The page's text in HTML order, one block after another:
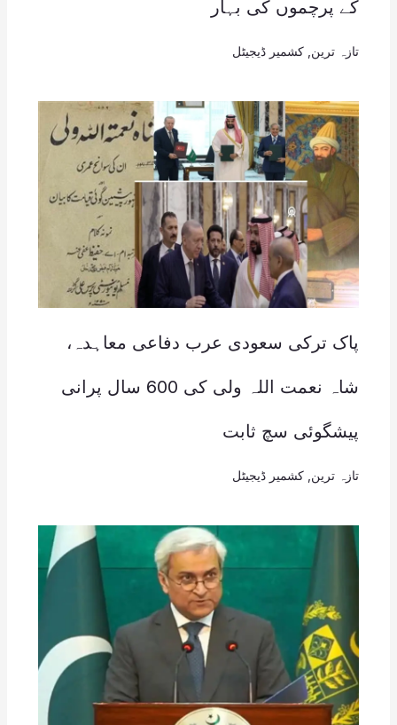
کے پرچموں کی بہار
تازہ ترین کشمیر ڈیجیٹل
پاک ترکی سعودی عرب دفاعی معاہدہ،
شاہ نعمت اللہ ولی کی 600 سال پرانی
پیشگوئی سچ ثابت
تازہ ترین کشمیر ڈیجیٹل